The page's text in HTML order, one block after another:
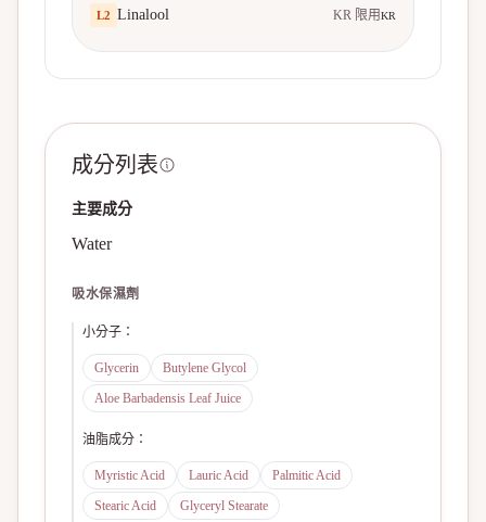
L2 Linalool KR 限用KR
成分列表
主要成分
Water
吸水保濕劑
小分子 ：
Glycerin
Butylene Glycol
Aloe Barbadensis Leaf Juice
油脂成分 ：
Myristic Acid Lauric Acid
Palmitic Acid
Stearic Acid
Glyceryl Stearate